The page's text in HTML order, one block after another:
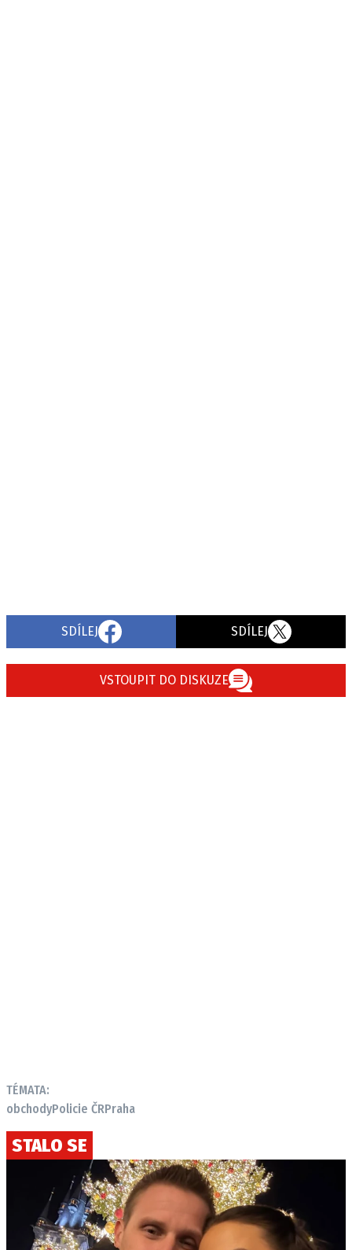
SDÍLEJ SDÍLEJ
VSTOUPIT DO DISKUZE
TÉMATA:
obchodyPolicie ČRPraha
STALO SE